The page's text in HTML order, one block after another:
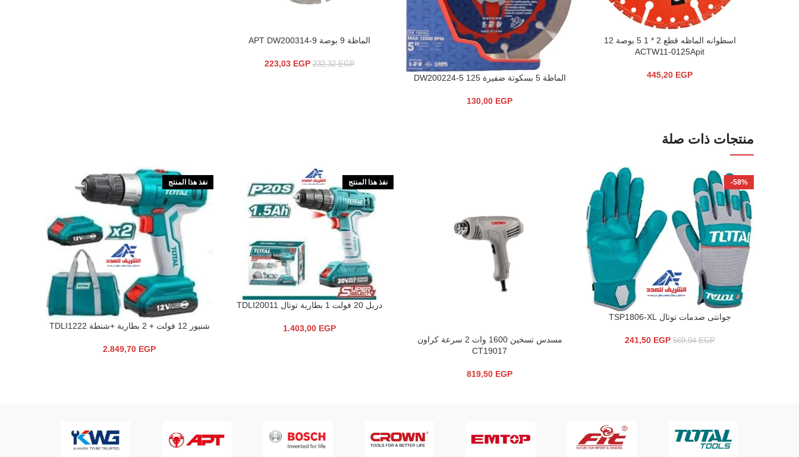
إضافة إلى السلة
اسطوانه الماظه قطع 2 * 1 5 بوصة 12
ACTW11-0125Apit
445,20 EGP إضافة إلى السلة
الماظة 5 بسكوتة ضفيرة DW200224-5 125
130,00 EGP
إضافة إلى السلة
الماظة 9 بوصة APT DW200314-9
232,32EGP
223,03 EGP
منتجات ذات صلة
-58%
إضافة إلى السلة
جوانتى صدمات توتال TSP1806-XL
569,94EGP
241,50 EGP إضافة إلى السلة
مسدس تسخين 1600 وات 2 سرعة كراون
CT19017
819,50 EGP
نفذ هذا المنتج
قراءة المزيد
دريل 20 فولت 1 بطارية توتال TDLI20011
1.403,00 EGP
نفذ هذا المنتج
قراءة المزيد
شنيور 12 فولت + 2 بطارية +شنطة TDLI1222
2.849,70 EGP